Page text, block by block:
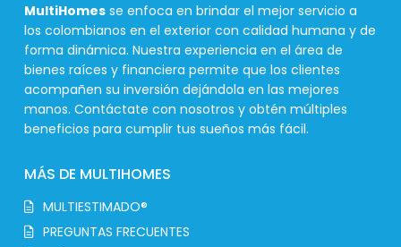
MultiHomes se enfoca en brindar el mejor servicio a
los colombianos en el exterior con calidad humana y de
forma dinámica. Nuestra experiencia en el área de
bienes raíces y financiera permite que los clientes
acompañen su inversión dejándola en las mejores
manos. Contáctate con nosotros y obtén múltiples
beneficios para cumplir tus sueños más fácil.
MÁS DE MULTIHOMES
MULTIESTIMADO®
PREGUNTAS FRECUENTES